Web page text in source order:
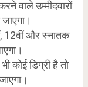
वाले उम्मीदवारों
12वीं और स्नातक
कोई डिग्री है तो